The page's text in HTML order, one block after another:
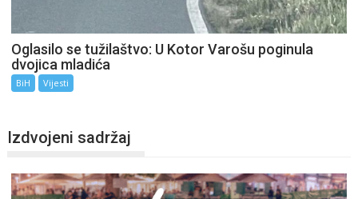
Oglasilo se tužilaštvo: U Kotor Varošu poginula
dvojica mladića
BiH Vijesti
Izdvojeni sadržaj